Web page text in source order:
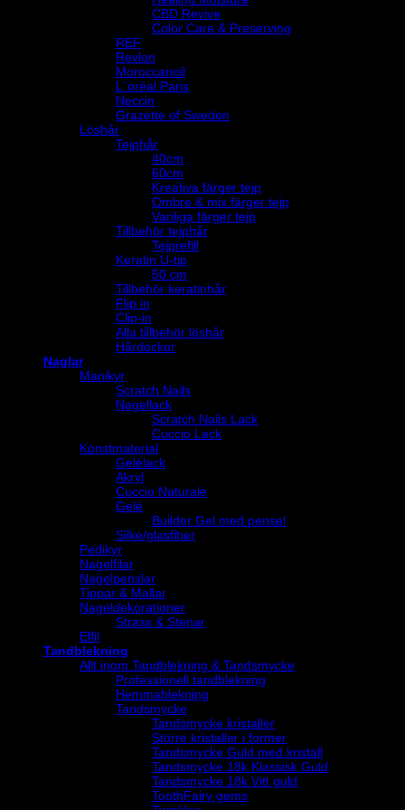
CBD Revive
Color Care & Preserving
REF
Revlon
Moroccanoil
L´oréal Paris
Neccin
Grazette of Sweden
Löshår
Tejphår
40cm
60cm
Kreativa färger tejp
Ombre & mix färger tejp
Vanliga färger tejp
Tillbehör tejphår
Tejprefill
Keratin U-tip
50 cm
Tillbehör keratinhår
Flip in
Clip-in
Alla tillbehör löshår
Hårdockor
Naglar
Manikyr
Scratch Nails
Nagellack
Scratch Nails Lack
Cuccio Lack
Konstmaterial
Gelélack
Akryl
Cuccio Naturale
Gelé
Builder Gel med pensel
Silke/glasfiber
Pedikyr
Nagelfilar
Nagelpenslar
Tippar & Mallar
Nageldekorationer
Strass & Stenar
Elfil
Tandblekning
Allt inom Tandblekning & Tandsmycke
Professionell tandblekning
Hemmablekning
Tandsmycke
Tandsmycke kristaller
Större kristaller i former
Tandsmycke Guld med kristall
Tandsmycke 18k Klassisk Guld
Tandsmycke 18k Vitt guld
ToothFairy gems